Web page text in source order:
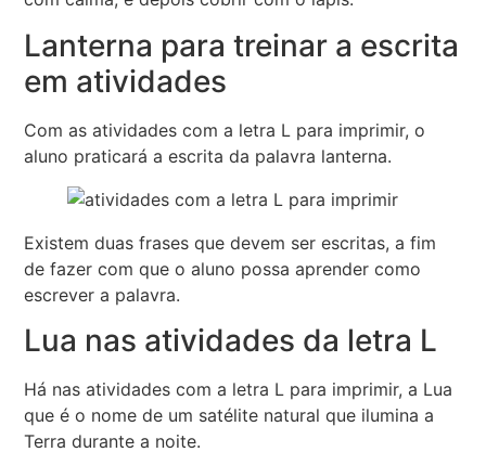
Lanterna para treinar a escrita
em atividades
Com as atividades com a letra L para imprimir, o
aluno praticará a escrita da palavra lanterna.
Existem duas frases que devem ser escritas, a fim
de fazer com que o aluno possa aprender como
escrever a palavra.
Lua nas atividades da letra L
Há nas atividades com a letra L para imprimir, a Lua
que é o nome de um satélite natural que ilumina a
Terra durante a noite.